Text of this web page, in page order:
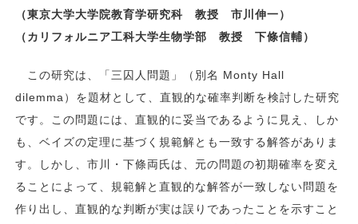
（東京大学大学院教育学研究科 教授 市川伸一）
（カリフォルニア工科大学生物学部 教授 下條信輔）
この研究は、「三囚人問題」（別名 Monty Hall
dilemma）を題材として、直観的な確率判断を検討した研究
です。この問題には、直観的に妥当であるように見え、しか
も、ベイズの定理に基づく規範解とも一致する解答がありま
す。しかし、市川・下條両氏は、元の問題の初期確率を変え
ることによって、規範解と直観的な解答が一致しない問題を
作り出し、直観的な判断が実は誤りであったことを示すこと